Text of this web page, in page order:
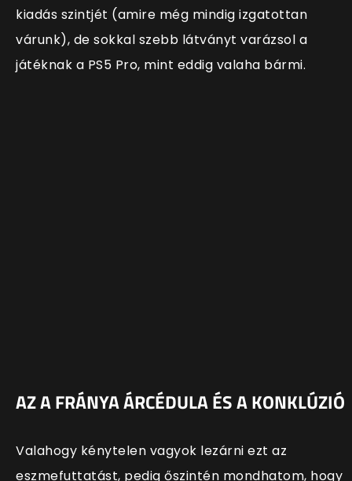
kiadás szintjét (amire még mindig izgatottan
várunk), de sokkal szebb látványt varázsol a
játéknak a PS5 Pro, mint eddig valaha bármi.
AZ A FRÁNYA ÁRCÉDULA ÉS A KONKLÚZIÓ
Valahogy kénytelen vagyok lezárni ezt az
eszmefuttatást, pedig őszintén mondhatom, hogy